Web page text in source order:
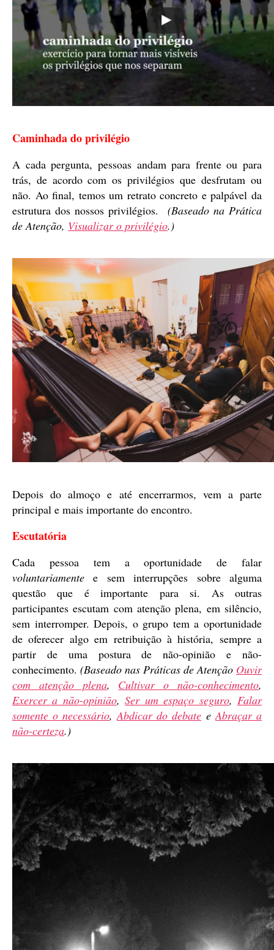
Caminhada do privilégio
A cada pergunta, pessoas andam para frente ou para
trás, de acordo com os privilégios que desfrutam ou
não. Ao final, temos um retrato concreto e palpável da
estrutura dos nossos privilégios.(Baseado na Prática
de Atenção, Visualizar o privilégio.)
Depois do almoço e até encerrarmos, vem a parte
principal e mais importante do encontro.
Escutatória
Cada pessoa tem a oportunidade de falar
voluntariamente e sem interrupções sobre alguma
questão que é importante para si. As outras
participantes escutam com atenção plena, em silêncio,
sem interromper. Depois, o grupo tem a oportunidade
de oferecer algo em retribuição à história, sempre a
partir de uma postura de não-opinião e não-
conhecimento. (Baseado nas Práticas de Atenção Ouvir
com atenção plena, Cultivar o não-conhecimento,
Exercer a não-opinião,Ser um espaço seguro,Falar
somente o necessário,Abdicar do debate eAbraçar a
não-certeza.)